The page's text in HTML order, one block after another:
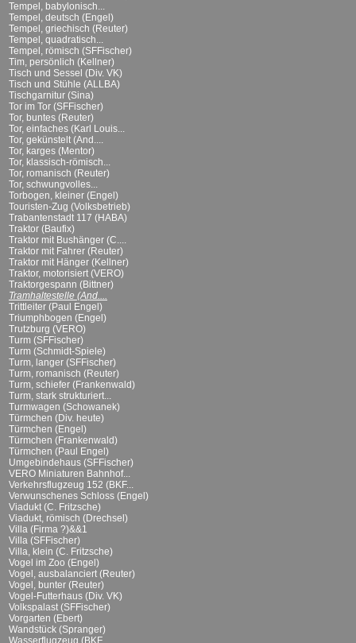
Tempel, babylonisch...
Tempel, deutsch (Engel)
Tempel, griechisch (Reuter)
Tempel, quadratisch...
Tempel, römisch (SFFischer)
Tim, persönlich (Kellner)
Tisch und Sessel (Div. VK)
Tisch und Stühle (ALLBA)
Tischgarnitur (Sina)
Tor im Tor (SFFischer)
Tor, buntes (Reuter)
Tor, einfaches (Karl Louis...
Tor, gekünstelt (And....
Tor, karges (Mentor)
Tor, klassisch-römisch...
Tor, romanisch (Reuter)
Tor, schwungvolles...
Torbogen, kleiner (Engel)
Touristen-Zug (Volksbetrieb)
Trabantenstadt 117 (HABA)
Traktor (Baufix)
Traktor mit Bushänger (C....
Traktor mit Fahrer (Reuter)
Traktor mit Hänger (Kellner)
Traktor, motorisiert (VERO)
Traktorgespann (Bittner)
Tramhaltestelle (And....
Trittleiter (Paul Engel)
Triumphbogen (Engel)
Trutzburg (VERO)
Turm (SFFischer)
Turm (Schmidt-Spiele)
Turm, langer (SFFischer)
Turm, romanisch (Reuter)
Turm, schiefer (Frankenwald)
Turm, stark strukturiert...
Turmwagen (Schowanek)
Türmchen (Div. heute)
Türmchen (Engel)
Türmchen (Frankenwald)
Türmchen (Paul Engel)
Umgebindehaus (SFFischer)
VERO Miniaturen Bahnhof...
Verkehrsflugzeug 152 (BKF...
Verwunschenes Schloss (Engel)
Viadukt (C. Fritzsche)
Viadukt, römisch (Drechsel)
Villa (Firma ?)&&1
Villa (SFFischer)
Villa, klein (C. Fritzsche)
Vogel im Zoo (Engel)
Vogel, ausbalanciert (Reuter)
Vogel, bunter (Reuter)
Vogel-Futterhaus (Div. VK)
Volkspalast (SFFischer)
Vorgarten (Ebert)
Wandstück (Spranger)
Wasserflugzeug (BKF